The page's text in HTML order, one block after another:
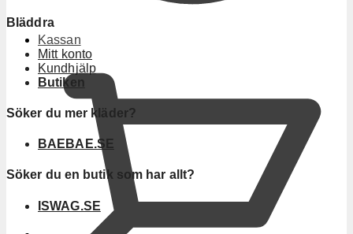
Kassan
Bläddra
Mitt konto
Kundhjälp
Butiken
Söker du mer kläder?
BAEBAE.SE
Söker du en butik som har allt?
ISWAG.SE